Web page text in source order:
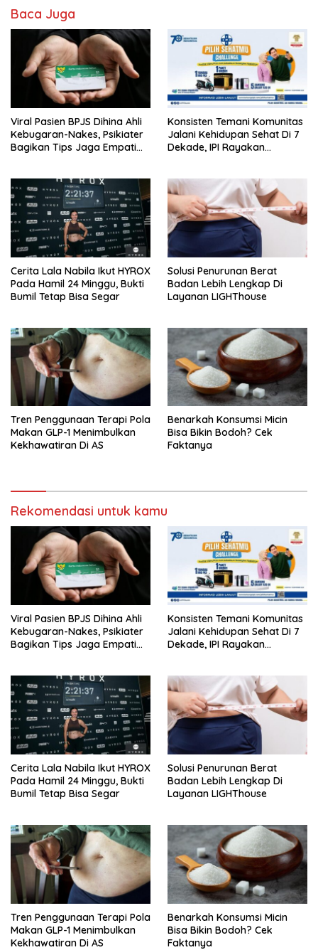
Baca Juga
Viral Pasien BPJS Dihina Ahli
Kebugaran-Nakes, Psikiater
Bagikan Tips Jaga Empati
Konsisten Temani Komunitas
Jalani Kehidupan Sehat Di 7
Dekade, IPI Rayakan
Cerita Lala Nabila Ikut HYROX
Pada Hamil 24 Minggu, Bukti
Bumil Tetap Bisa Segar
Solusi Penurunan Berat
Badan Lebih Lengkap Di
Layanan LIGHThouse
Tren Penggunaan Terapi Pola
Makan GLP-1 Menimbulkan
Kekhawatiran Di AS
Benarkah Konsumsi Micin
Bisa Bikin Bodoh? Cek
Faktanya
Rekomendasi untuk kamu
Viral Pasien BPJS Dihina Ahli
Kebugaran-Nakes, Psikiater
Bagikan Tips Jaga Empati
Konsisten Temani Komunitas
Jalani Kehidupan Sehat Di 7
Dekade, IPI Rayakan
Cerita Lala Nabila Ikut HYROX
Pada Hamil 24 Minggu, Bukti
Bumil Tetap Bisa Segar
Solusi Penurunan Berat
Badan Lebih Lengkap Di
Layanan LIGHThouse
Tren Penggunaan Terapi Pola
Makan GLP-1 Menimbulkan
Kekhawatiran Di AS
Benarkah Konsumsi Micin
Bisa Bikin Bodoh? Cek
Faktanya